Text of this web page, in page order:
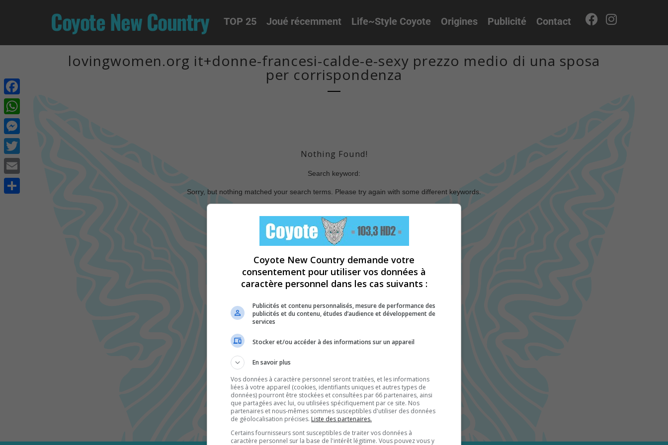
Coyote New Country TOP 25 Joué récemment Life~Style Coyote Origines Publicité Contact
lovingwomen.org it+donne-francesi-calde-e-sexy prezzo medio di una sposa
per corrispondenza
Nothing Found!
Search keyword:
Sorry, but nothing matched your search terms. Please try again with some different keywords.
Facebook
WhatsApp
Messenger
Twitter
Email
Coyote New Country demande votre
consentement pour utiliser vos données à
caractère personnel dans les cas suivants :
Publicités et contenu personnalisés, mesure de performance des
publicités et du contenu, études d’audience et développement de
services
Stocker et/ou accéder à des informations sur un appareil
En savoir plus
Vos données à caractère personnel seront traitées, et les informations
liées à votre appareil (cookies, identifiants uniques et autres types de
données) pourront être stockées et consultées par 66 partenaires, ainsi
que partagées avec lui, ou utilisées spécifiquement par ce site. Nos
partenaires et nous-mêmes sommes susceptibles d'utiliser des données
de géolocalisation précises. Liste des partenaires.
Certains fournisseurs sont susceptibles de traiter vos données à
caractère personnel sur la base de l'intérêt légitime. Vous pouvez vous y